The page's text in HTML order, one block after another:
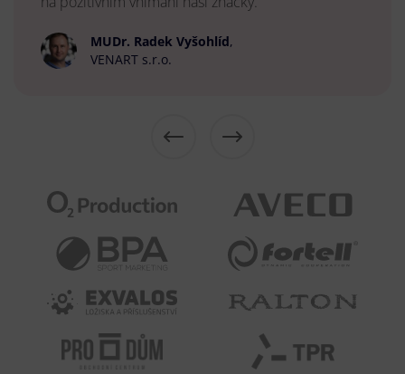
MUDr. Radek Vyšohlíd,
VENART s.r.o.